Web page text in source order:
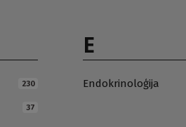
230
37
E
Endokrinoloģija